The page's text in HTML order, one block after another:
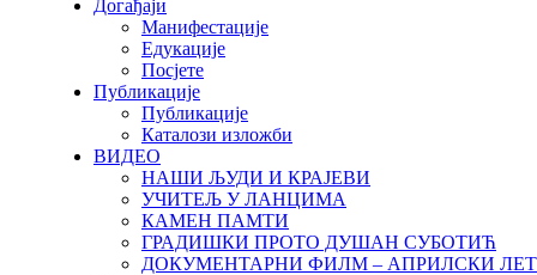
Догађаји
Манифестације
Едукације
Посјете
Публикације
Публикације
Каталози изложби
ВИДЕО
НАШИ ЉУДИ И КРАЈЕВИ
УЧИТЕЉ У ЛАНЦИМА
КАМЕН ПАМТИ
ГРАДИШКИ ПРОТО ДУШАН СУБОТИЋ
ДОКУМЕНТАРНИ ФИЛМ – АПРИЛСКИ ЛЕТ